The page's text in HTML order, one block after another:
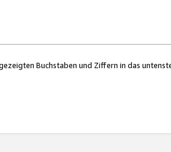
Buchstaben und Ziffern in das